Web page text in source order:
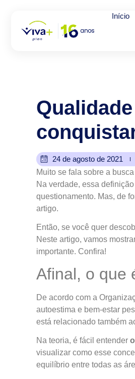
Início
Qualidade
24 de agosto de 2021
Muito se fala sobre a
Na verdade, essa
questionamento. Mas, de
artigo.
Então, se você quer
Neste artigo, vamos
importante. Confira!
Afinal, o que
De acordo com a
autoestima e bem-estar
está relacionado também
Na teoria, é fácil entender
visualizar como esse
equilíbrio entre todas as